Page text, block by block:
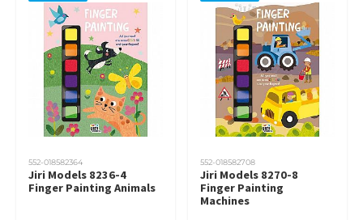
552-018582364
Jiri Models 8236-4
Finger Painting Animals
552-018582708
Jiri Models 8270-8
Finger Painting
Machines